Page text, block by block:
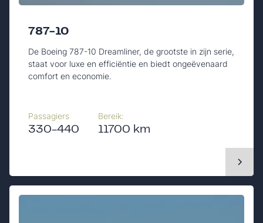
787-10
De Boeing 787-10 Dreamliner, de grootste in zijn serie,
staat voor luxe en efficiëntie en biedt ongeëvenaard
comfort en economie.
Passagiers
330-440
Bereik:
11700 km